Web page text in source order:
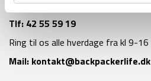
Tlf: 42 55 59 19
Ring til os alle hverdage fra kl 9-16
Mail: kontakt@backpackerlife.dk